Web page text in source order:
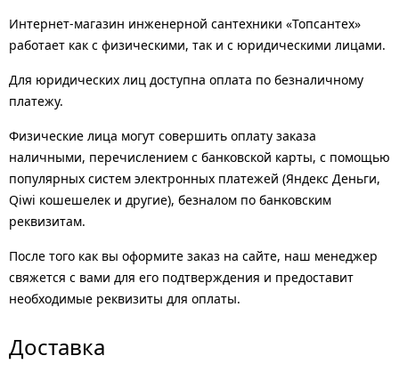
Интернет-магазин инженерной сантехники «Топсантех»
работает как с физическими, так и с юридическими лицами.
Для юридических лиц доступна оплата по безналичному
платежу.
Физические лица могут совершить оплату заказа
наличными, перечислением с банковской карты, с помощью
популярных систем электронных платежей (Яндекс Деньги,
Qiwi кошешелек и другие), безналом по банковским
реквизитам.
После того как вы оформите заказ на сайте, наш менеджер
свяжется с вами для его подтверждения и предоставит
необходимые реквизиты для оплаты.
Доставка